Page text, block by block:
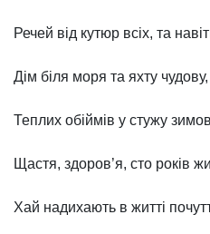
Речей від кутюр всіх, та
Дім біля моря та яхту чудову,
Теплих обіймів у стужу
Щастя, здоров’я, сто років
Хай надихають в житті